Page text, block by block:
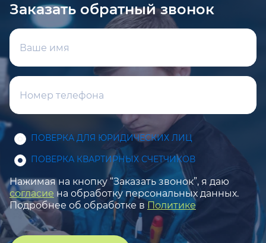
Заказать обратный звонок
ПОВЕРКА ДЛЯ ЮРИДИЧЕСКИХ ЛИЦ
ПОВЕРКА КВАРТИРНЫХ СЧЕТЧИКОВ
Нажимая на кнопку “Заказать звонок”, я даю
согласие на обработку персональных данных.
Подробнее об обработке в Политике